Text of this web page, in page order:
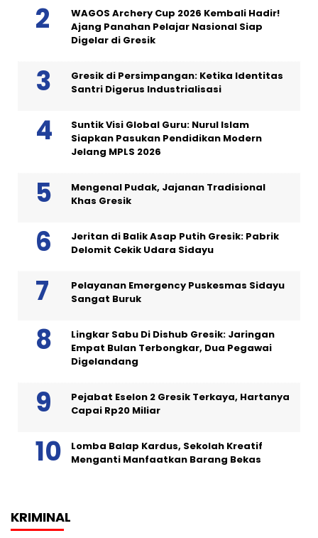
WAGOS Archery Cup 2026 Kembali Hadir!
Ajang Panahan Pelajar Nasional Siap
Digelar di Gresik
Gresik di Persimpangan: Ketika Identitas
Santri Digerus Industrialisasi
Suntik Visi Global Guru: Nurul Islam
Siapkan Pasukan Pendidikan Modern
Jelang MPLS 2026
Mengenal Pudak, Jajanan Tradisional
Khas Gresik
Jeritan di Balik Asap Putih Gresik: Pabrik
Delomit Cekik Udara Sidayu
Pelayanan Emergency Puskesmas Sidayu
Sangat Buruk
Lingkar Sabu Di Dishub Gresik: Jaringan
Empat Bulan Terbongkar, Dua Pegawai
Digelandang
Pejabat Eselon 2 Gresik Terkaya, Hartanya
Capai Rp20 Miliar
Lomba Balap Kardus, Sekolah Kreatif
Menganti Manfaatkan Barang Bekas
KRIMINAL